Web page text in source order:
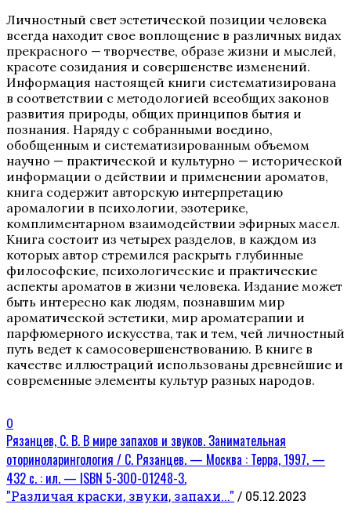
Личностный свет эстетической позиции человека
всегда находит свое воплощение в различных видах
прекрасного — творчестве, образе жизни и мыслей,
красоте созидания и совершенстве изменений.
Информация настоящей книги систематизирована
в соответствии с методологией всеобщих законов
развития природы, общих принципов бытия и
познания. Наряду с собранными воедино,
обобщенным и систематизированным объемом
научно — практической и культурно — исторической
информации о действии и применении ароматов,
книга содержит авторскую интерпретацию
аромалогии в психологии, эзотерике,
комплиментарном взаимодействии эфирных масел.
Книга состоит из четырех разделов, в каждом из
которых автор стремился раскрыть глубинные
философские, психологические и практические
аспекты ароматов в жизни человека. Издание может
быть интересно как людям, познавшим мир
ароматической эстетики, мир ароматерапии и
парфюмерного искусства, так и тем, чей личностный
путь ведет к самосовершенствованию. В книге в
качестве иллюстраций использованы древнейшие и
современные элементы культур разных народов.
0
Рязанцев, С. В. В мире запахов и звуков. Занимательная
оториноларингология / С. Рязанцев. — Москва : Терра, 1997. —
432 с. : ил. — ISBN 5-300-01248-3.
"Различая краски, звуки, запахи..." / 05.12.2023